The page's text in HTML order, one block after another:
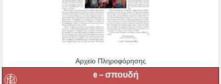
Αρχείο Πληροφόρησης
e – σπουδή